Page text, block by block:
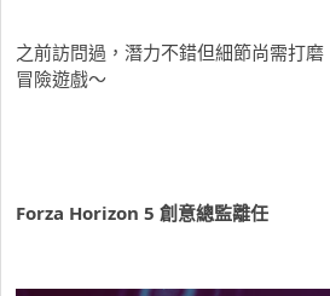
之前訪問過，潛力不錯但細節尚需打
冒險遊戲～
Forza Horizon 5 創意總監離任